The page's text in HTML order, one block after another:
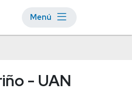
Menú
- UAN